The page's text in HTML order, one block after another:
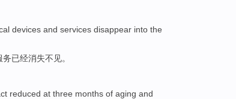
devices and services disappear into the
务已经消失不见。
reduced at three months of aging and